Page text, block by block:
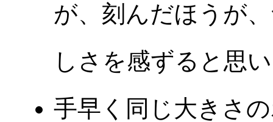
が、刻んだほうが
しさを感ずると思
手早く同じ大きさ